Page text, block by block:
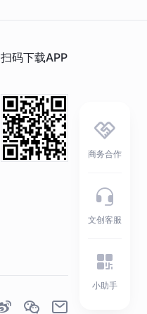
查看存证
扫码下载APP
商务合作
文创客服
小助手